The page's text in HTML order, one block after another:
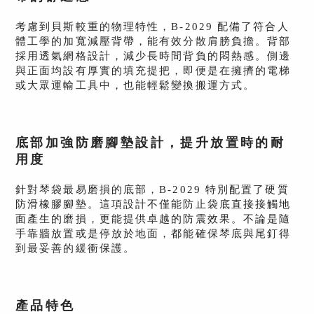
考慮到貝斯較重的物理特性，B-2029 配備了符合人
體工學的加寬減壓背帶，能有效分散肩膀負擔。背部
採用透氣網格設計，減少長時間背負的悶熱感。側邊
與正面均設有厚實的填充提把，即便是在擁擠的電梯
或大眾運輸工具中，也能輕鬆變換搬運方式。
底部加強防磨腳墊設計，提升放置時的耐
用度
針對琴袋最易磨損的底部，B-2029 特別配置了硬質
防滑橡膠腳墊。這項設計不僅能防止袋底直接接觸地
面產生的磨損，更能提供卓越的防震效果。不論是隨
手靠牆放置或是停放於地面，都能確保琴底與尾釘得
到最妥善的緩衝保護。
產品特色